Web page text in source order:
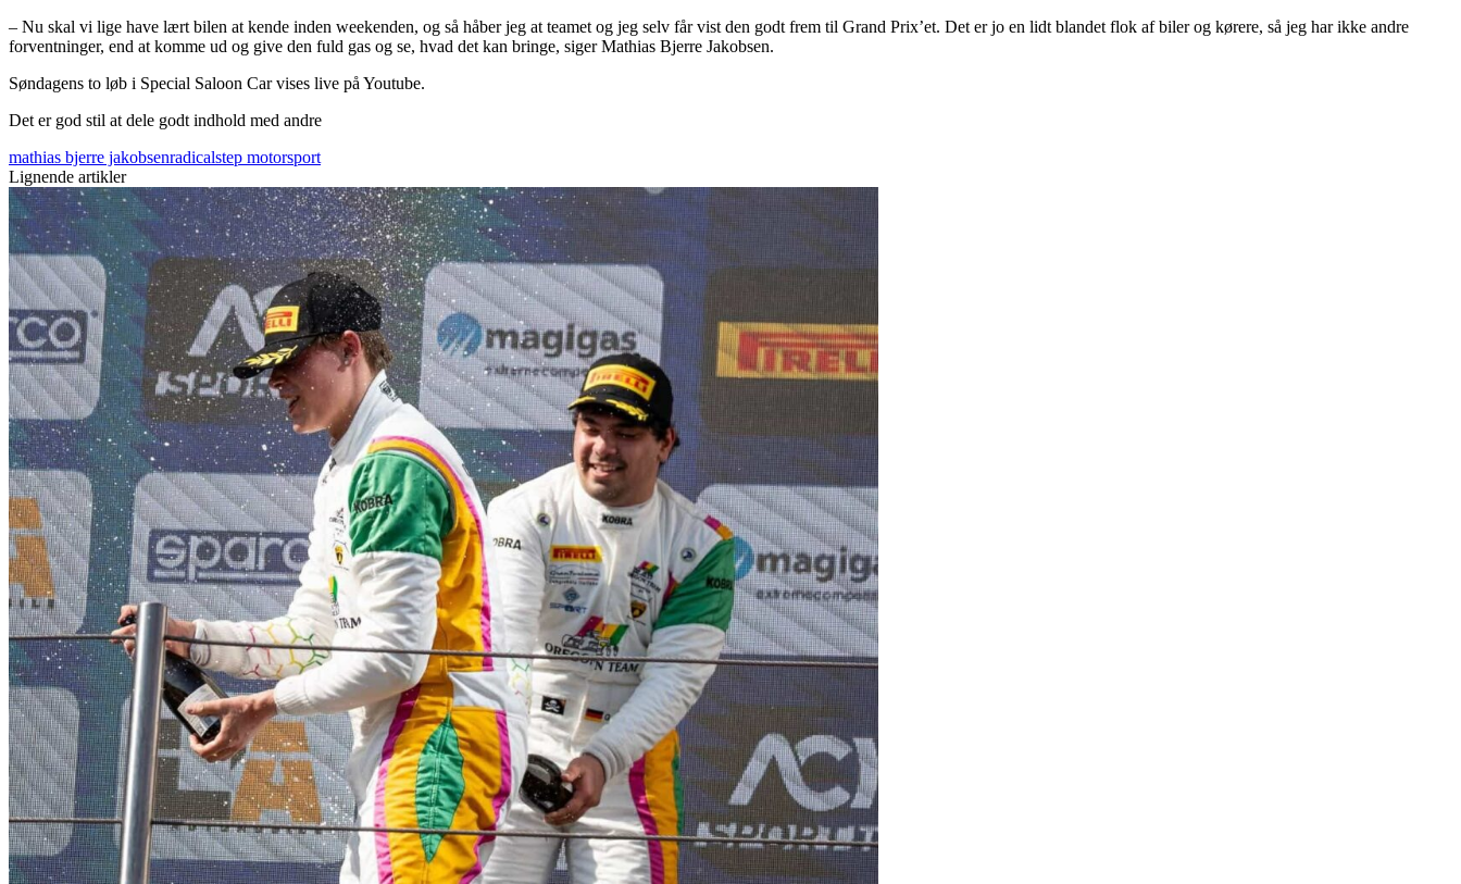
– Nu skal vi lige have lært bilen at kende inden weekenden, og så håber jeg at teamet og jeg selv får vist den godt frem til Grand Prix’et. Det er jo en lidt blandet flok af biler og kørere, så jeg har ikke andre
forventninger, end at komme ud og give den fuld gas og se, hvad det kan bringe, siger Mathias Bjerre Jakobsen.
Søndagens to løb i Special Saloon Car vises live på Youtube.
Det er god stil at dele godt indhold med andre
mathias bjerre jakobsenradicalstep motorsport
Lignende artikler